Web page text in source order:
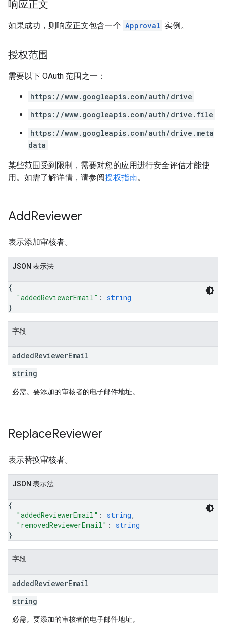
响应正文
如果成功，则响应正文包含一个 Approval 实例。
授权范围
需要以下 OAuth 范围之一：
https://www.googleapis.com/auth/drive
https://www.googleapis.com/auth/drive.file
https://www.googleapis.com/auth/drive.meta
data
某些范围受到限制，需要对您的应用进行安全评估才能使
用。如需了解详情，请参阅授权指南。
AddReviewer
表示添加审核者。
JSON 表示法
{
"addedReviewerEmail" : string
}
字段
addedReviewerEmail
string
必需。要添加的审核者的电子邮件地址。
ReplaceReviewer
表示替换审核者。
JSON 表示法
{
"addedReviewerEmail" : string,
"removedReviewerEmail" : string
}
字段
addedReviewerEmail
string
必需。要添加的审核者的电子邮件地址。